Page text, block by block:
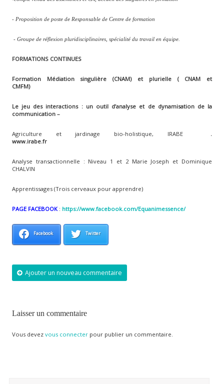
- Proposition de poste de Responsable de Centre de formation
- Groupe de réflexion pluridisciplinaires, spécialité du travail en équipe.
FORMATIONS CONTINUES
Formation Médiation singulière (CNAM) et plurielle ( CNAM et
CMFM)
Le jeu des interactions : un outil d’analyse et de dynamisation de la
communication –
Agriculture et jardinage bio-holistique, IRABE.
www.irabe.fr
Analyse transactionnelle : Niveau 1 et 2 Marie Joseph et Dominique
CHALVIN
Apprentissages (Trois cerveaux pour apprendre)
PAGE FACEBOOK: https://www.facebook.com/Equanimessence/
Facebook Twitter
Ajouter un nouveau commentaire
Laisser un commentaire
Vous devez vous connecterpour publier un commentaire.